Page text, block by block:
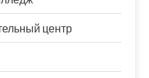
центр